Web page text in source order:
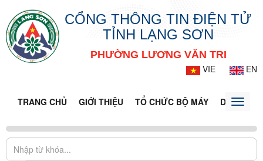
CỔNG THÔNG TIN ĐIỆN TỬ
TỈNH LẠNG SƠN
PHƯỜNG LƯƠNG VĂN TRI
VIE
EN
TRANG CHỦ GIỚI THIỆU TỔ CHỨC BỘ MÁY DOANH
Toggle